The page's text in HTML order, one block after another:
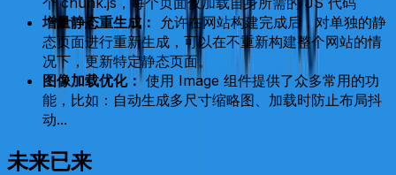
增量静态重生成：
允许在网站构建完成后，对单独的静
态页面进行重新生成，可以在不重新构建整个网站的情
况下，更新特定静态页面。
图像加载优化：使用 Image 组件提供了众多常用的功
能，比如：自动生成多尺寸缩略图、加载时防止布局抖
动...
未来已来